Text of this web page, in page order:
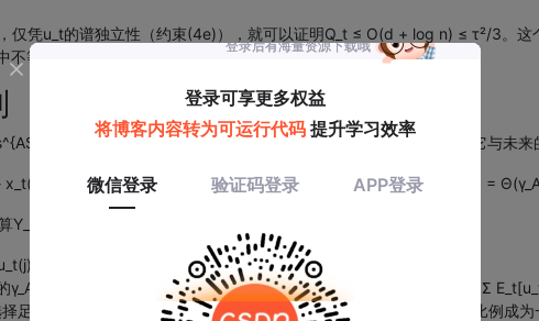
凭u_t的谱独立性（约束(4e)），就可以证明Q_t ≤ O(d + log n) ≤ τ²/3。
等式。
φ_s⟩。这里的挑战在于，φ_s是到时刻s为止累积的误差向量，它与未来
。其中，Corr是前缀P首次进入滑动窗口时的相关列集合，β_ASI =
Y_t的增量dY_t的均值和方差：
dt。这是一个负的漂移。
γ_ASI-仿射谱独立性，我们可以将其方差bound为 ≲ γ_ASI ∥φ_t∥₂² * Σ
足够大的β_ASI，我们可以让均值项（负漂移）的绝对值与方差项的比例成